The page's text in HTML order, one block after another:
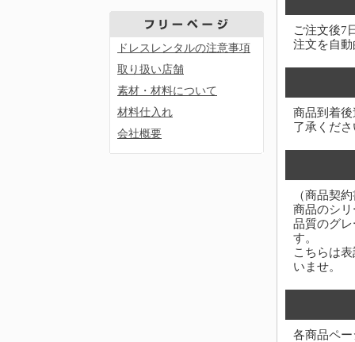
ドレスレンタルの注意事項
取り扱い店舗
素材・材料について
材料仕入れ
会社概要
ご注文後7
注文を自
商品到着
了承くだ
（商品契
商品のシ
品質のグ
す。
こちらは
いませ。
各商品ペ